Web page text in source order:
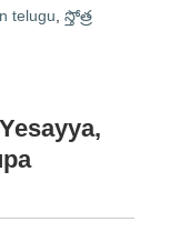
telugu స్తోత్ర